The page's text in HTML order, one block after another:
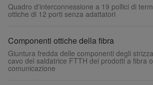
Quadro d'interconnessione a 19 pollici di
ottiche di 12 porti senza adattatori
Componenti ottiche della fibra
Giuntura fredda delle componenti degli
cavo del saldatrice FTTH dei prodotti a fibra
comunicazione